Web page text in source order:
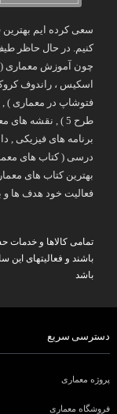
سعی کرده ایم بهترین
اسکیس ، راندوف
طرح 5 ) , نقشه
برنامه های فیزیکی ,
درسی ( کتاب های
فعالیت خود هدف ها و
تمامی کالاها و خدمات
باشند و فعالیتهای این
باشد
دسترسی سریع
پروژه معماری
فروشگاه معماری